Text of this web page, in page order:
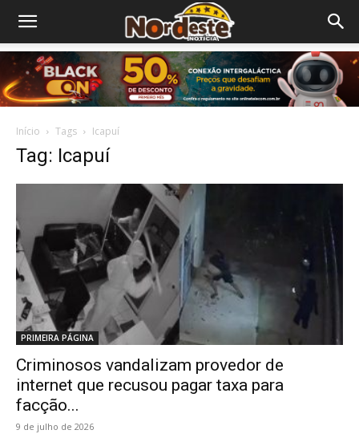
Início Tags Icapuí
Tag: Icapuí
PRIMEIRA PÁGINA
Criminosos vandalizam provedor de
internet que recusou pagar taxa para
facção...
9 de julho de 2026